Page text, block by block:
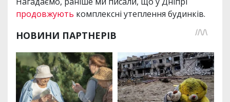
продовжують комплексні утеплення будинків.